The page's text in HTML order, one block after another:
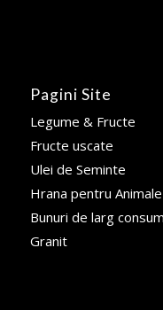
Pagini Site
Legume & Fructe
Fructe uscate
Ulei de Seminte
Hrana pentru Animale
Bunuri de larg consum
Granit